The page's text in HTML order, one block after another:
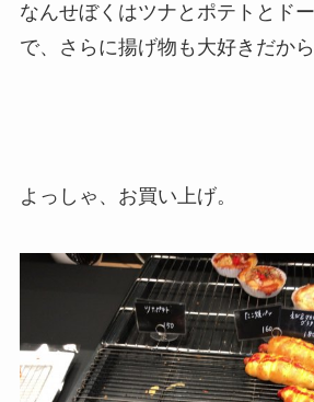
なんせぼくはツナとポテトとド
で、さらに揚げ物も大好きだから
よっしゃ、お買い上げ。